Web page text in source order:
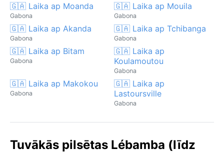
🇬🇦 Laika ap Moanda
Gabona
🇬🇦 Laika ap Mouila
Gabona
🇬🇦 Laika ap Akanda
Gabona
🇬🇦 Laika ap Tchibanga
Gabona
🇬🇦 Laika ap Bitam
Gabona
🇬🇦 Laika ap
Koulamoutou
Gabona
🇬🇦 Laika ap Makokou
Gabona
🇬🇦 Laika ap
Lastoursville
Gabona
Tuvākās pilsētas Lébamba (līdz